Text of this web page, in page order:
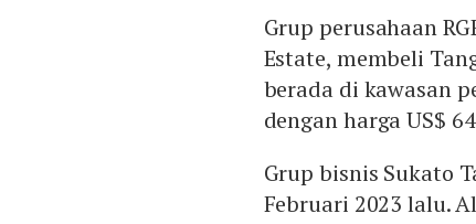
Grup perusahaan
Estate, membeli
berada di kawasan
dengan harga US$
Grup bisnis Sukato
Februari 2023 lalu.